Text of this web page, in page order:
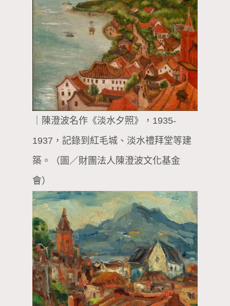
｜陳澄波名作《淡水夕照》，1935-
1937，記錄到紅毛城、淡水禮拜堂等建
築。（圖／財團法人陳澄波文化基金
會）